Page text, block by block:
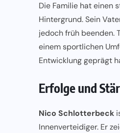
Die Familie hat einen
Hintergrund. Sein
jedoch früh beenden.
einem sportlichen
Entwicklung geprägt
Erfolge und
Nico Schlotterbeck
Innenverteidiger. Er